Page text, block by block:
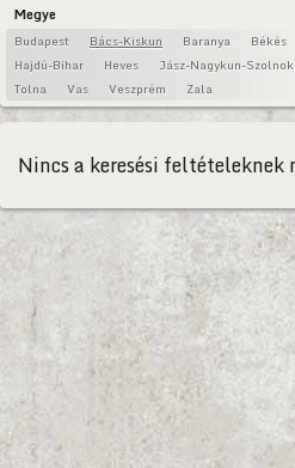
Megye
Budapest Bács-Kiskun Baranya Békés
Hajdú-Bihar
Heves Jász-Nagykun-Szolnok
Tolna
Vas Veszprém Zala
Nincs a keresési feltételeknek